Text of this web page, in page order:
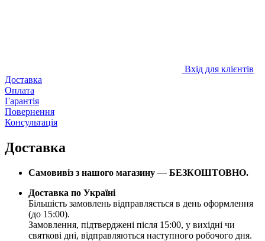
Вхід для клієнтів
Доставка
Оплата
Гарантія
Повернення
Консультація
Доставка
Самовивіз з нашого магазину — БЕЗКОШТОВНО.
Доставка по Україні
Більшість замовлень відправляється в день оформлення
(до 15:00).
Замовлення, підтверджені після 15:00, у вихідні чи
святкові дні, відправляються наступного робочого дня.